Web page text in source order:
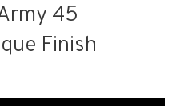
45
Finish